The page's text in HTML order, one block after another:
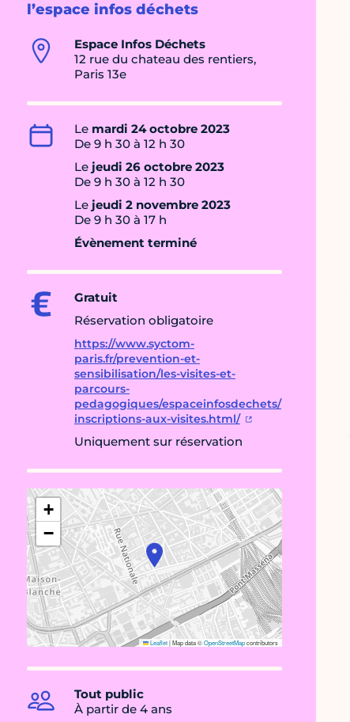
l’espace infos déchets
Espace Infos Déchets
12 rue du chateau des rentiers,
Paris 13e
Le mardi 24 octobre 2023
De 9 h 30 à 12 h 30
Le jeudi 26 octobre 2023
De 9 h 30 à 12 h 30
Le jeudi 2 novembre 2023
De 9 h 30 à 17 h
Évènement terminé
Gratuit
Réservation obligatoire
https://www.syctom-
paris.fr/prevention-et-
sensibilisation/les-visites-et-
parcours-
pedagogiques/espaceinfosdechets/
inscriptions-aux-visites.html/
Uniquement sur réservation
+
−
Leaflet|Map data ©OpenStreetMapcontributors
Tout public
À partir de 4 ans